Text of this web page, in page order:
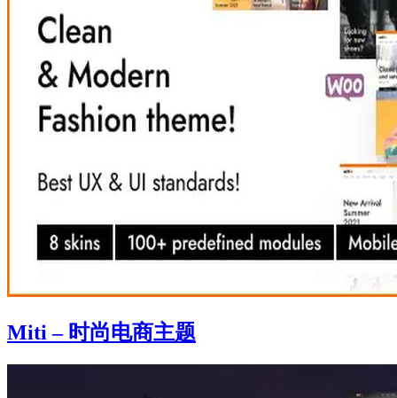
Miti – 时尚电商主题